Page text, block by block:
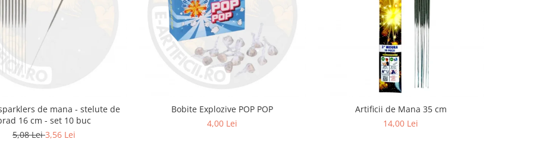
de mana - stelute de
16 cm - set 10 buc
5,08 Lei3,56 Lei
Bobite Explozive POP POP
4,00 Lei
Artificii de Mana 35 cm
14,00 Lei